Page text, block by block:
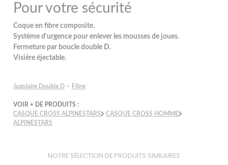
Pour votre sécurité
Coque en fibre composite.
Système d'urgence pour enlever les mousses de joues.
Fermeture par boucle double D.
Visière éjectable.
Jugulaire Double D - Fibre
VOIR + DE PRODUITS :
CASQUE CROSS ALPINESTARS
CASQUE CROSS HOMME
ALPINESTARS
NOTRE SÉLECTION DE PRODUITS SIMILAIRES